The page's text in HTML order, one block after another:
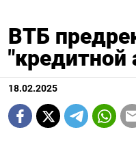
ВТБ
"кредитной
18.02.2025